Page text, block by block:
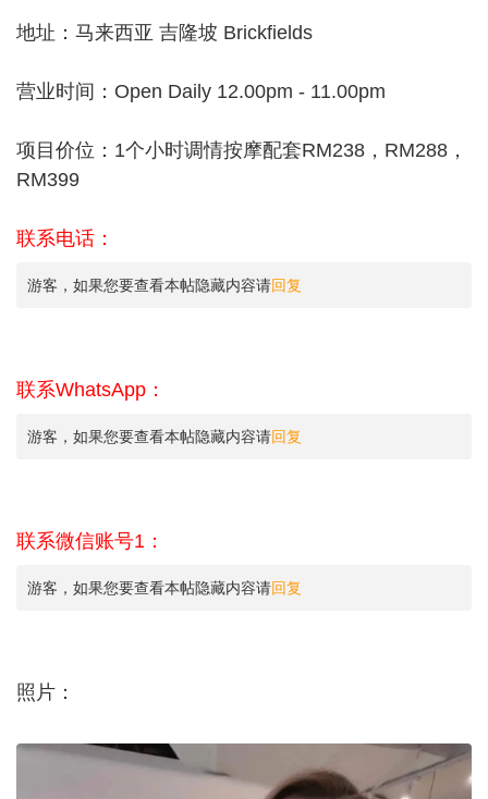
地址：马来西亚 吉隆坡 Brickfields
营业时间：Open Daily 12.00pm - 11.00pm
项目价位：1个小时调情按摩配套RM238，RM288，
RM399
联系电话：
游客，如果您要查看本帖隐藏内容请回复
联系WhatsApp：
游客，如果您要查看本帖隐藏内容请回复
联系微信账号1：
游客，如果您要查看本帖隐藏内容请回复
照片：